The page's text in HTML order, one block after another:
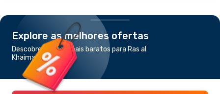
Explore as melhores ofertas
Descobre os voos mais baratos para Ras al
Khaimah